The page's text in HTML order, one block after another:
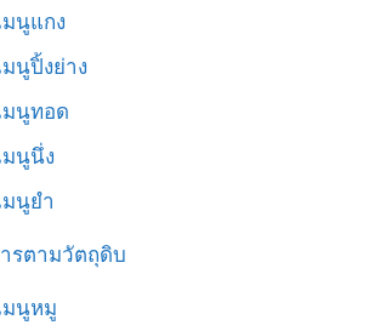
มนูแกง
มนูปิ้งย่าง
มนูทอด
มนูนึ่ง
มนูยำ
รตามวัตถุดิบ
มนูหมู